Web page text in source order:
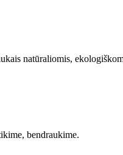
natūraliomis,
bendraukime.